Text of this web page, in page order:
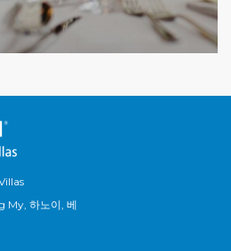
My, 하노이, 베